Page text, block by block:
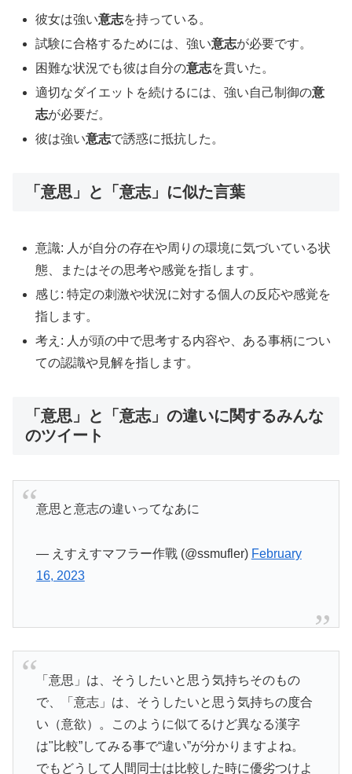
彼女は強い意志を持っている。
試験に合格するためには、強い意志が必要です。
困難な状況でも彼は自分の意志を貫いた。
適切なダイエットを続けるには、強い自己制御の意
志が必要だ。
彼は強い意志で誘惑に抵抗した。
「意思」と「意志」に似た言葉
意識: 人が自分の存在や周りの環境に気づいている状
態、またはその思考や感覚を指します。
感じ: 特定の刺激や状況に対する個人の反応や感覚を
指します。
考え: 人が頭の中で思考する内容や、ある事柄につい
ての認識や見解を指します。
「意思」と「意志」の違いに関するみんな
のツイート
意思と意志の違いってなあに
— えすえすマフラー作戰 (@ssmufler) February
16, 2023
「意思」は、そうしたいと思う気持ちそのもの
で、「意志」は、そうしたいと思う気持ちの度合
い（意欲）。このように似てるけど異なる漢字
は"比較”してみる事で“違い”が分かりますよね。
でもどうして人間同士は比較した時に優劣つけよ